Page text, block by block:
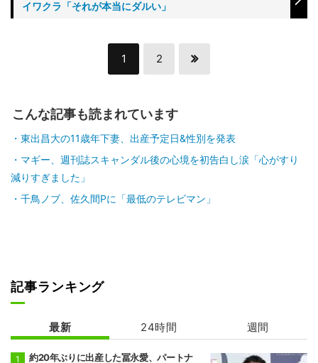
イワクラ「それが本当にダルい」
1 2
こんな記事も読まれています
東出昌大の11歳年下妻、出産予定日&性別を発表
マギー、週刊誌スキャンダル後の心境を初告白し涙「心がすり
減りすぎました」
千鳥ノブ、佐久間Pに「最低のテレビマン」
記事ランキング
最新 24時間 週間
約20年ぶりに出産した冨永愛、パートナ